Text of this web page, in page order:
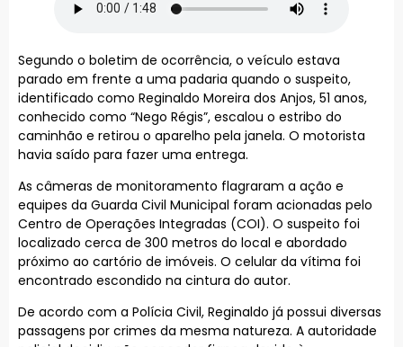
Segundo o boletim de ocorrência, o veículo estava
parado em frente a uma padaria quando o suspeito,
identificado como Reginaldo Moreira dos Anjos, 51 anos,
conhecido como “Nego Régis”, escalou o estribo do
caminhão e retirou o aparelho pela janela. O motorista
havia saído para fazer uma entrega.
As câmeras de monitoramento flagraram a ação e
equipes da Guarda Civil Municipal foram acionadas pelo
Centro de Operações Integradas (COI). O suspeito foi
localizado cerca de 300 metros do local e abordado
próximo ao cartório de imóveis. O celular da vítima foi
encontrado escondido na cintura do autor.
De acordo com a Polícia Civil, Reginaldo já possui diversas
passagens por crimes da mesma natureza. A autoridade